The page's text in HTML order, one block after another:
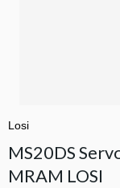
Losi
MS20DS
MRAM LOSI